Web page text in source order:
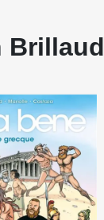
Brillaud